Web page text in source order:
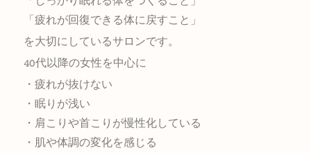
「疲れが回復できる体に戻すこと」
を大切にしているサロンです。
40代以降の女性を中心に
・疲れが抜けない
・眠りが浅い
・肩こりや首こりが慢性化している
・肌や体調の変化を感じる